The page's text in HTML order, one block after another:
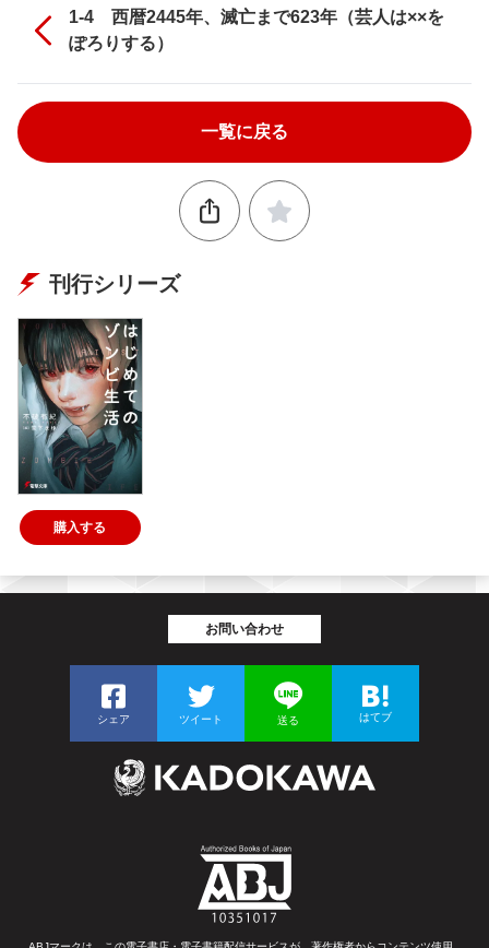
1-4 西暦2445年、滅亡まで623年（芸人は××を
ぽろりする）
一覧に戻る
刊行シリーズ
購入する
お問い合わせ
シェア ツイート 送る はてブ